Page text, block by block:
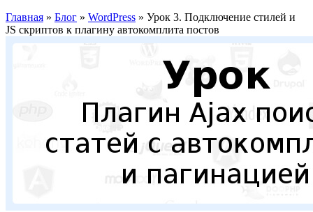
Главная » Блог » WordPress » Урок 3. Подключение стилей и
JS скриптов к плагину автокомплита постов